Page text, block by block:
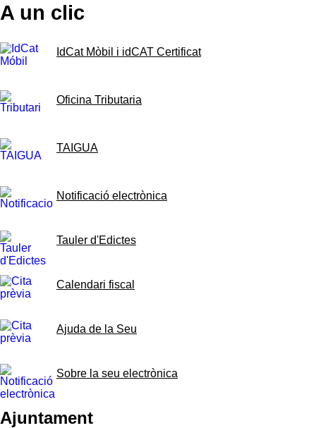
A un clic
IdCat Mòbil i idCAT Certificat
Oficina Tributaria
TAIGUA
Notificació electrònica
Tauler d'Edictes
Calendari fiscal
Ajuda de la Seu
Sobre la seu electrònica
Ajuntament